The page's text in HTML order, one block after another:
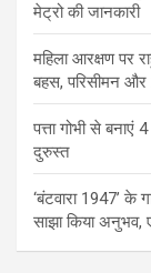
मेट्रो की जानकारी
महिला आरक्षण पर
बहस, परिसीमन और
पत्ता गोभी से
दुरुस्त
‘बंटवारा 1947’ के
साझा किया अनुभव,